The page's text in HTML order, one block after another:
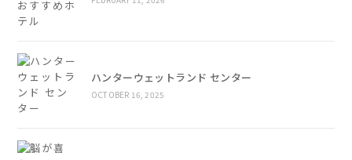
ハンターウェットランド センター
OCTOBER 16, 2025